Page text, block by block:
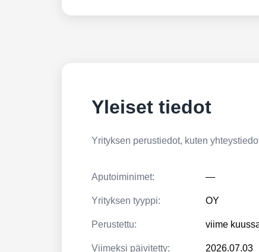
Yleiset tiedot
Yrityksen perustiedot, kuten
Aputoiminimet: —
Yrityksen tyyppi: OY
Perustettu: viime
Viimeksi päivitetty: 2026.07.03